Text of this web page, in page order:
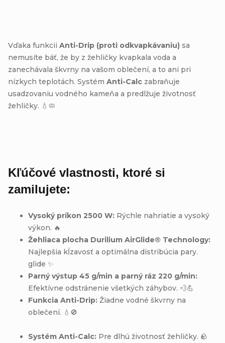
Vďaka funkcii Anti-Drip (proti odkvapkávaniu) sa
nemusíte báť, že by z žehličky kvapkala voda a
zanechávala škvrny na vašom oblečení, a to ani pri
nízkych teplotách. Systém Anti-Calc zabraňuje
usadzovaniu vodného kameňa a predlžuje životnosť
žehličky. 💧🧼
Kľúčové vlastnosti, ktoré si
zamilujete:
Vysoký príkon 2500 W: Rýchle nahriatie a vysoký
výkon. 🔥
Žehliaca plocha Durilium AirGlide® Technology:
Najlepšia kĺzavosť a optimálna distribúcia pary.
glide ✨
Parný výstup 45 g/min a parný ráz 220 g/min:
Efektívne odstránenie všetkých záhybov. 💨💪
Funkcia Anti-Drip: Žiadne vodné škvrny na
oblečení. 💧🚫
Systém Anti-Calc: Pre dlhú životnosť žehličky. 🪨